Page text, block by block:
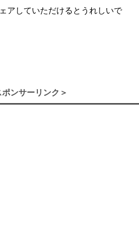
アしていただけるとうれしいで
ポンサーリンク＞